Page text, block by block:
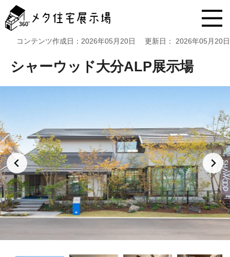
タ
住
ツ
へ
ス
キ
ッ
プ
コンテンツ作成日： 2026年05月20日 更新日： 2026年05月20日
シャーウッド大分ALP展示場